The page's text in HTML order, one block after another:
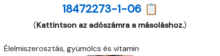
18472273-1-06 📋
(Kattintson az adószámra a másoláshoz.)
Élelmiszerosztás, gyümölcs és vitamin